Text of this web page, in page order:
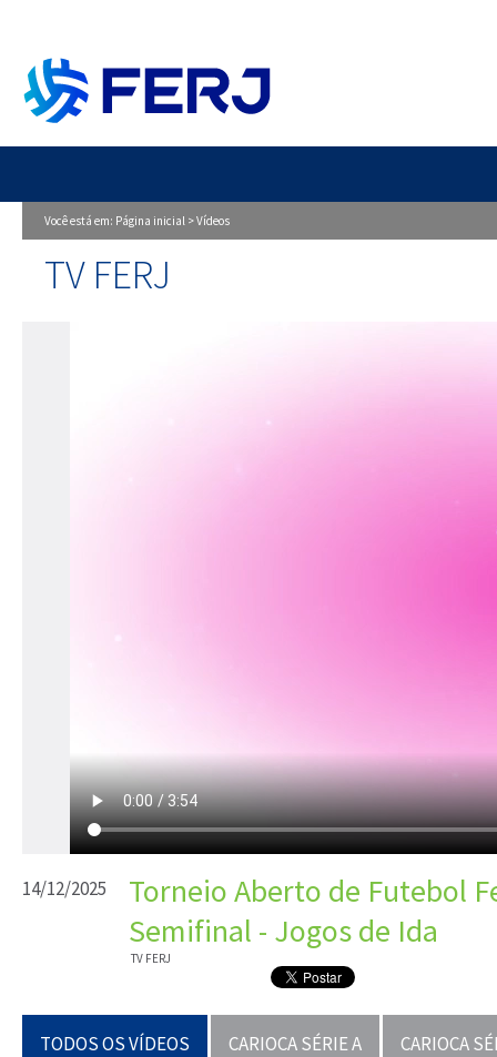
Você está em: Página inicial >Vídeos
TV FERJ
14/12/2025
Torneio Aberto de Futebol
Semifinal - Jogos de Ida
TV FERJ
TODOS OS VÍDEOS CARIOCA SÉRIE A CARIOCA